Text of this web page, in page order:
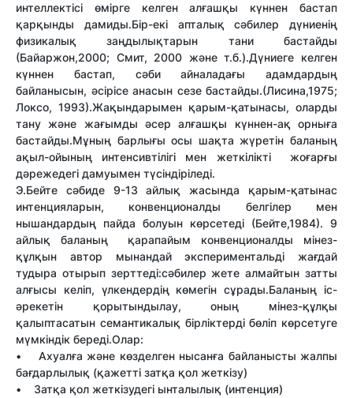
интеллектісі өмірге келген алғашқы күннен бастап
қарқынды дамиды.Бір-екі апталық сәбилер дүниенің
физикалық заңдылықтарын тани бастайды
(Байаржон,2000; Смит, 2000 және т.б.).Дүниеге келген
күннен бастап, сәби айналадағы адамдардың
байланысын, әсірісе анасын сезе бастайды.(Лисина,1975;
Локсо, 1993).Жақындарымен қарым-қатынасы, оларды
тану және жағымды әсер алғашқы күннен-ақ орныға
бастайды.Мұның барлығы осы шақта жүретін баланың
ақыл-ойының интенсивтілігі мен жеткілікті жоғарғы
дәрежедегі дамуымен түсіндіріледі.
Э.Бейте сәбиде 9-13 айлық жасында қарым-қатынас
интенцияларын, конвенционалды белгілер мен
нышандардың пайда болуын көрсетеді (Бейте,1984). 9
айлық баланың қарапайым конвенционалды мінез-
құлқын автор мынандай экспериментальді жағдай
тудыра отырып зерттеді:сәбилер жете алмайтын затты
алғысы келіп, үлкендердің көмегін сұрады.Баланың іс-
әрекетін қорытындылау, оның мінез-құлқы
қалыптасатын семантикалық бірліктерді бөліп көрсетуге
мүмкіндік береді.Олар:
• Ахуалға және көзделген нысанға байланысты жалпы
бағдарлылық (қажетті затқа қол жеткізу)
• Затқа қол жеткізудегі ынталылық (интенция)